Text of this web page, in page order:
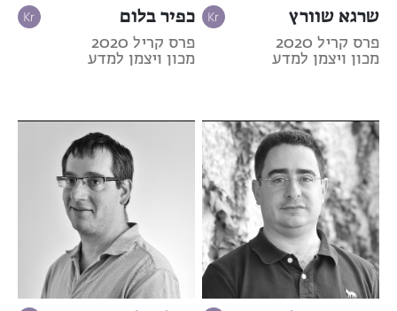
שרגא שוורץ
פרס קריל 2020
מכון ויצמן למדע
כפיר בלום
פרס קריל 2020
מכון ויצמן למדע